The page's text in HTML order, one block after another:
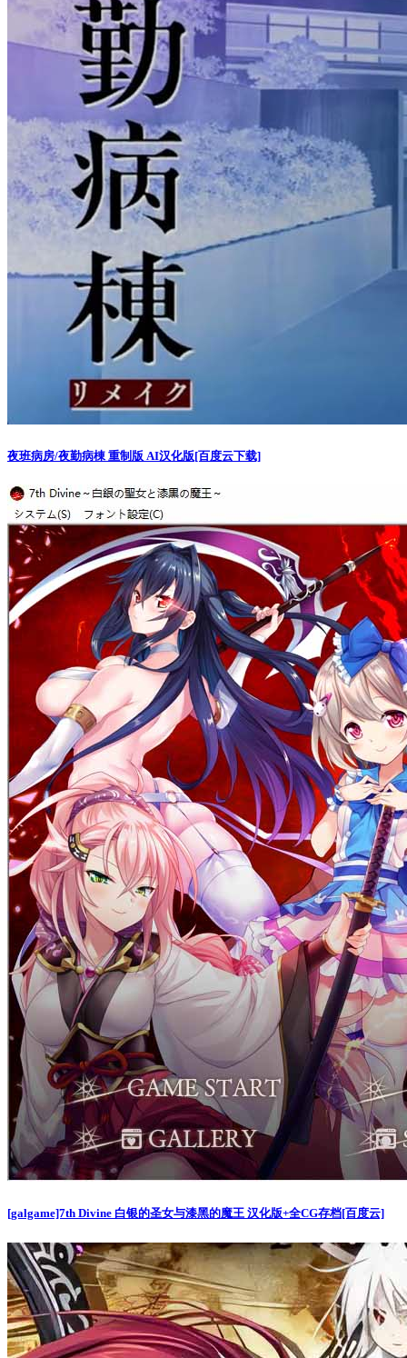
夜班病房/夜勤病棟 重制版 AI汉化版[百度云下载]
[galgame]7th Divine 白银的圣女与漆黑的魔王 汉化版+全CG存档[百度云]